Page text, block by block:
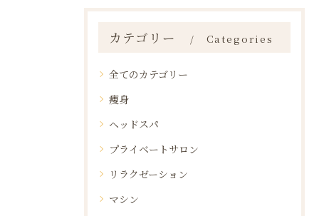
カテゴリー Categories
全てのカテゴリー
痩身
ヘッドスパ
プライベートサロン
リラクゼーション
マシン